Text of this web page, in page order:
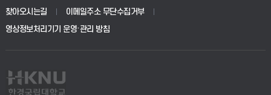
생명공학부
사회안전시스템공학부
교육대학원
학사시스템(전문학사 및 전공심화)
사이버캠퍼스(전문학사 및 전공심화)
산학협력단
찾아오시는길
이메일주소 무단수집거부
영상정보처리기기 운영·관리 방침